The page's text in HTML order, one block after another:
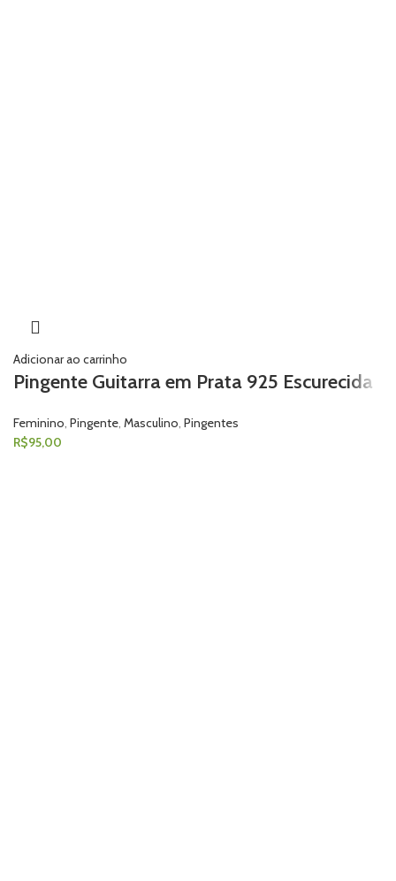
Adicionar ao carrinho
Pingente Guitarra em Prata 925 Escurecida
Feminino Pingente Masculino Pingentes
R$95,00